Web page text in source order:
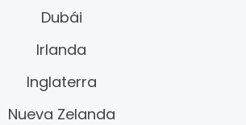
Dubái
Irlanda
Inglaterra
Nueva Zelanda